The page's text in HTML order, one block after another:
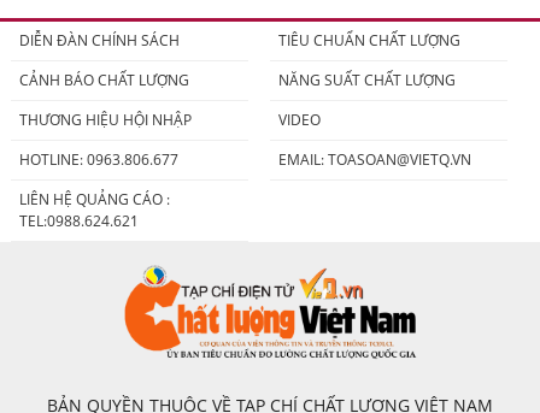
DIỄN ĐÀN CHÍNH SÁCH
TIÊU CHUẨN CHẤT LƯỢNG
CẢNH BÁO CHẤT LƯỢNG
NĂNG SUẤT CHẤT LƯỢNG
THƯƠNG HIỆU HỘI NHẬP
VIDEO
HOTLINE: 0963.806.677
EMAIL:TOASOAN@VIETQ.VN
LIÊN HỆ QUẢNG CÁO :
TEL:0988.624.621
BẢN QUYỀN THUỘC VỀ TẠP CHÍ CHẤT LƯỢNG VIỆT NAM